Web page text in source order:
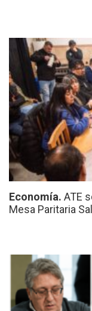
Economía. ATE
Mesa Paritaria